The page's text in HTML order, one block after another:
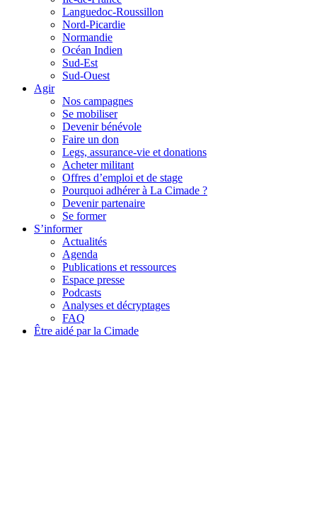
Languedoc-Roussillon
Nord-Picardie
Normandie
Océan Indien
Sud-Est
Sud-Ouest
Agir
Nos campagnes
Se mobiliser
Devenir bénévole
Faire un don
Legs, assurance-vie et donations
Acheter militant
Offres d’emploi et de stage
Pourquoi adhérer à La Cimade ?
Devenir partenaire
Se former
S’informer
Actualités
Agenda
Publications et ressources
Espace presse
Podcasts
Analyses et décryptages
FAQ
Être aidé par la Cimade